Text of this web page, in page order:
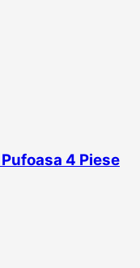
4 Piese